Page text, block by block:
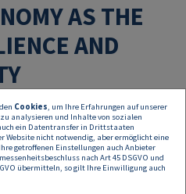
AS THE
AND
circular economy
and requirements for
for the target SDGs with a
Cookies, um Ihre Erfahrungen auf unserer
analysieren und Inhalte von sozialen
ein Datentransfer in Drittstaaten
Website nicht notwendig, aber ermöglicht eine
getroffenen Einstellungen auch Anbieter
nach Art 45 DSGVO und
übermitteln, so gilt Ihre Einwilligung auch